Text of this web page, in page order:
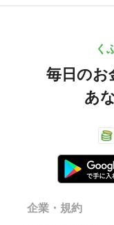
く
毎日のお
あ
企業・規約